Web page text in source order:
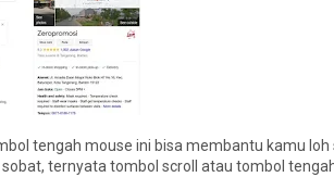
tengah mouse ini bisa membantu kamu
ternyata tombol scroll atau tombol